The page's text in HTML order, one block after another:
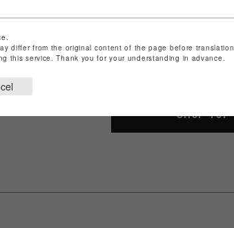
SHOP TOP
differ from the original content of the page before translation.
this service. Thank you for your understanding in advance.